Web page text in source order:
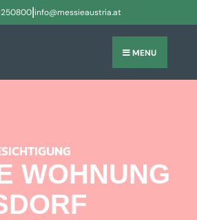
|info@messieaustria.at
MENU
WOHNUNG